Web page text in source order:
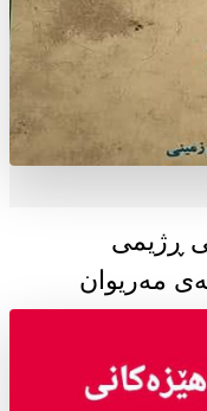
ڕژیمی
مەریوان